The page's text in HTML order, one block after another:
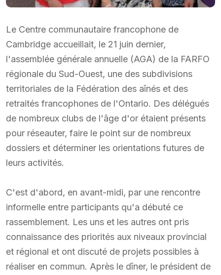
Le Centre communautaire francophone de
Cambridge accueillait, le 21 juin dernier,
l'assemblée générale annuelle (AGA) de la FARFO
régionale du Sud-Ouest, une des subdivisions
territoriales de la Fédération des aînés et des
retraités francophones de l'Ontario. Des délégués
de nombreux clubs de l'âge d'or étaient présents
pour réseauter, faire le point sur de nombreux
dossiers et déterminer les orientations futures de
leurs activités.
C'est d'abord, en avant-midi, par une rencontre
informelle entre participants qu'a débuté ce
rassemblement. Les uns et les autres ont pris
connaissance des priorités aux niveaux provincial
et régional et ont discuté de projets possibles à
réaliser en commun. Après le dîner, le président de